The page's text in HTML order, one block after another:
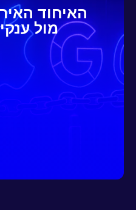
האיחוד
מול